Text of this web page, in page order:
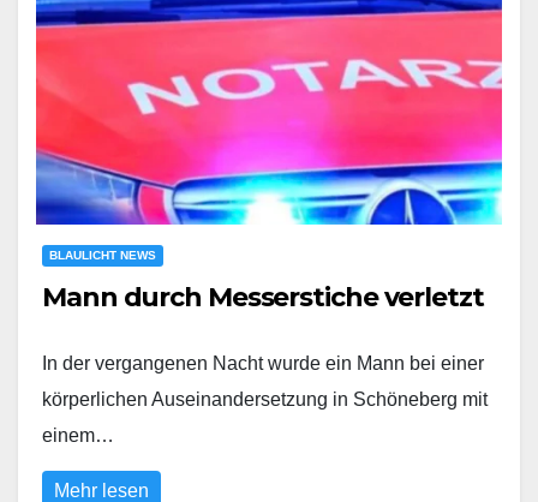
BLAULICHT NEWS
Mann durch Messerstiche verletzt
In der vergangenen Nacht wurde ein Mann bei einer
körperlichen Auseinandersetzung in Schöneberg mit
einem…
Mehr lesen